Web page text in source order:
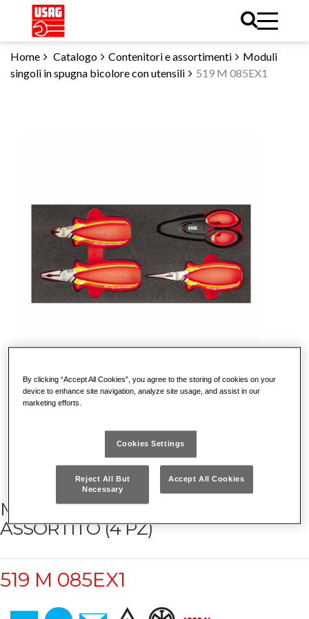
Home Catalogo Contenitori e assortimenti
Moduli
singoli in spugna bicolore con utensili
519 M 085EX1
MODULO IN SPUGNA BICOLORE
ASSORTITO (4 PZ)
519 M 085EX1
By clicking “Accept All Cookies”, you agree to the storing of cookies on your
device to enhance site navigation, analyze site usage, and assist in our
marketing efforts.
Cookies Settings
Reject All But
Necessary
Accept All Cookies